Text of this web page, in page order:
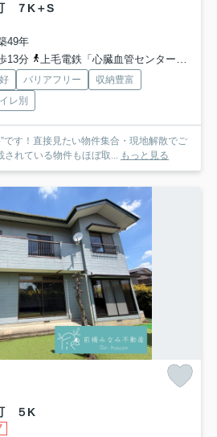
７K＋S
49年
13分
上毛電鉄「心臓血管センター」駅 徒歩20分
バリアフリー
収納豊富
レ別
です！直接見たい物件集合・現地解散でご
れている物件もほぼ取...
もっと見る
５K